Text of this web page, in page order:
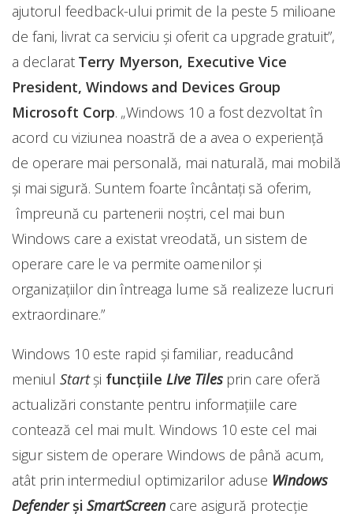
ajutorul feedback-ului primit de la peste 5 milioane
de fani, livrat ca serviciu şi oferit ca upgrade gratuit”,
a declarat Terry Myerson, Executive Vice
President, Windows and Devices Group
Microsoft Corp. „Windows 10 a fost dezvoltat în
acord cu viziunea noastră de a avea o experiență
de operare mai personală, mai naturală, mai mobilă
şi mai sigură. Suntem foarte încântați să oferim,
împreună cu partenerii noștri, cel mai bun
Windows care a existat vreodată, un sistem de
operare care le va permite oamenilor şi
organizațiilor din întreaga lume să realizeze lucruri
extraordinare.”
Windows 10 este rapid şi familiar, readucând
meniul Startşi funcțiile Live Tilesprin care oferă
actualizări constante pentru informațiile care
contează cel mai mult. Windows 10 este cel mai
sigur sistem de operare Windows de până acum,
atât prin intermediul optimizarilor aduse Windows
DefenderşiSmartScreencare asigură protecție